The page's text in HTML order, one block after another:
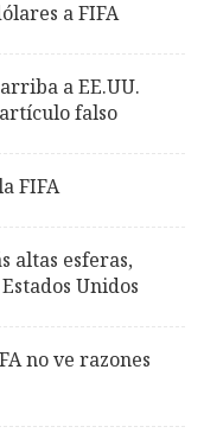
a FIFA
a EE.UU.
falso
FIFA
altas esferas,
Unidos
no ve razones